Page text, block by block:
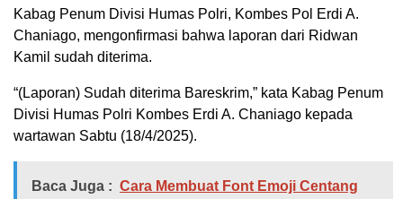
Kabag Penum Divisi Humas Polri, Kombes Pol Erdi A.
Chaniago, mengonfirmasi bahwa laporan dari Ridwan
Kamil sudah diterima.
“(Laporan) Sudah diterima Bareskrim,” kata Kabag Penum
Divisi Humas Polri Kombes Erdi A. Chaniago kepada
wartawan Sabtu (18/4/2025).
Baca Juga : Cara Membuat Font Emoji Centang